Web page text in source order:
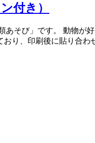
付き）
そび」です。 動物が好
おり、印刷後に貼り合